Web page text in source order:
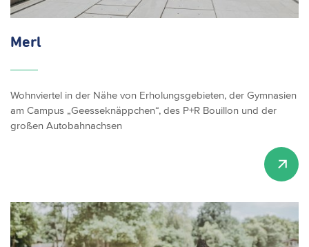
Merl
Wohnviertel in der Nähe von Erholungsgebieten, der Gymnasien
am Campus „Geesseknäppchen“, des P+R Bouillon und der
großen Autobahnachsen